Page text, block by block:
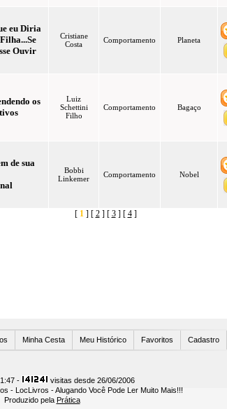
eu Diria
Ouvir
Cristiane
Costa
Comportamento Planeta
os
Luiz
Schettini
Filho
Comportamento Bagaço
de sua
Bobbi
Linkemer
Comportamento Nobel
[ 1] [ 2] [ 3] [ 4]
Minha Cesta Meu Histórico Favoritos Cadastro
-
visitas desde 26/06/2006
- LocLivros - Alugando Você Pode Ler Muito Mais!!!
Produzido pela Prática